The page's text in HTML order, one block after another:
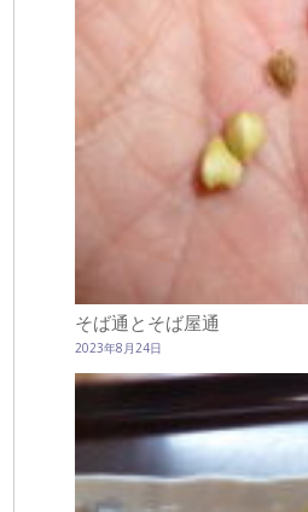
そば通とそば屋通
2023年8月24日